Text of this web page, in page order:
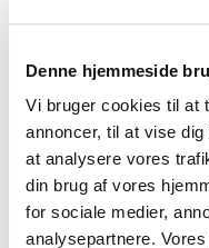
Denne hjemmeside
Vi bruger cookies til at
annoncer, til at vise
at analysere vores
din brug af vores
for sociale medier,
analysepartnere.